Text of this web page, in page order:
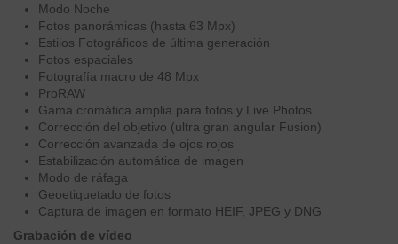
Modo Noche
Fotos panorámicas (hasta 63 Mpx)
Estilos Fotográficos de última generación
Fotos espaciales
Fotografía macro de 48 Mpx
ProRAW
Gama cromática amplia para fotos y Live Photos
Corrección del objetivo (ultra gran angular Fusion)
Corrección avanzada de ojos rojos
Estabili­zación automática de imagen
Modo de ráfaga
Geoetiquetado de fotos
Captura de imagen en formato HEIF, JPEG y DNG
Grabación de vídeo